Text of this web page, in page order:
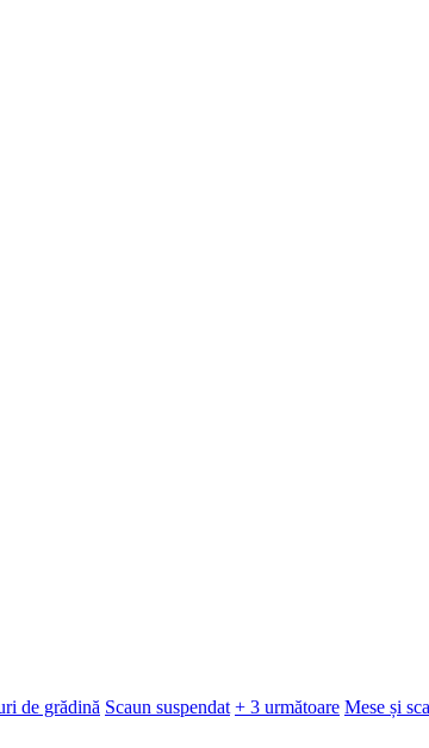
de grădină Scaun suspendat + 3 următoare Mese și